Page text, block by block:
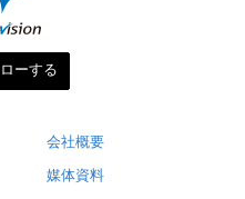
ーする
会社概要
媒体資料